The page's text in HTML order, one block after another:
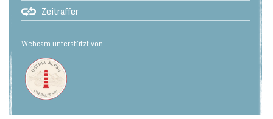
Zeitraffer
Webcam unterstützt von